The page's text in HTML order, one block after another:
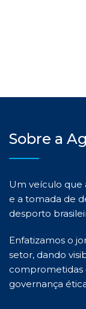
Sobre a
Um veículo que
e a tomada de
desporto
Enfatizamos o
setor, dando
comprometidas
governança